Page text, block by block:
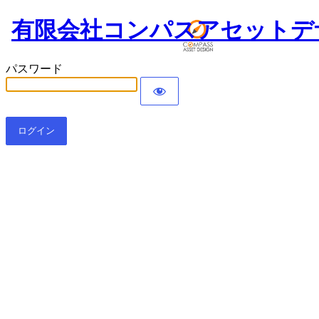
有限会社コンパスアセット
パスワード